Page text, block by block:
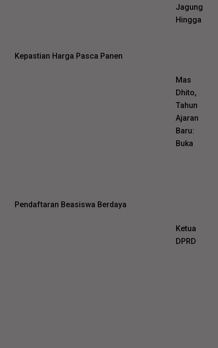
Jagung
Hingga
Kepastian Harga Pasca Panen
Mas
Dhito,
Tahun
Ajaran
Baru:
Buka
Pendaftaran Beasiswa Berdaya
Ketua
DPRD